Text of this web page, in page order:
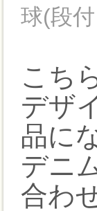
球(段
こち
デザ
品に
デニ
合わ